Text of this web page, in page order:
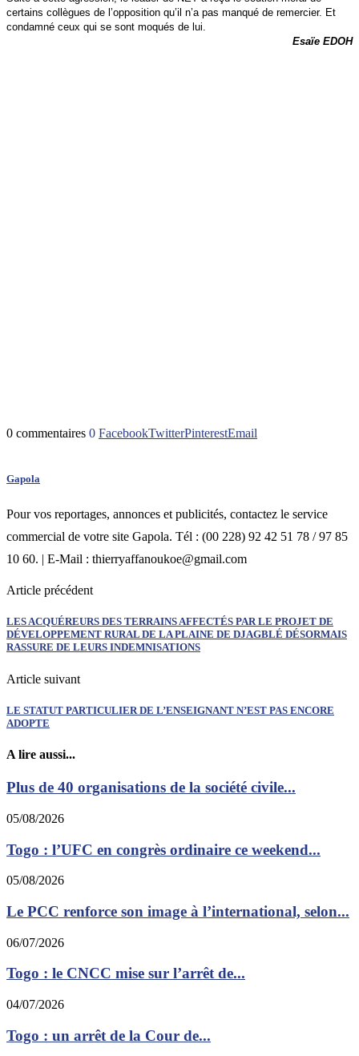
certains collègues de l’opposition qu’il n’a pas manqué de remercier. Et
condamné ceux qui se sont moqués de lui.
Esaïe EDOH
0 commentaires 0 FacebookTwitterPinterestEmail
Gapola
Pour vos reportages, annonces et publicités, contactez le service
commercial de votre site Gapola. Tél : (00 228) 92 42 51 78 / 97 85
10 60. | E-Mail : thierryaffanoukoe@gmail.com
Article précédent
LES ACQUÉREURS DES TERRAINS AFFECTÉS PAR LE PROJET DE
DÉVELOPPEMENT RURAL DE LA PLAINE DE DJAGBLÉ DÉSORMAIS
RASSURE DE LEURS INDEMNISATIONS
Article suivant
LE STATUT PARTICULIER DE L’ENSEIGNANT N’EST PAS ENCORE
ADOPTE
A lire aussi...
Plus de 40 organisations de la société civile...
05/08/2026
Togo : l’UFC en congrès ordinaire ce weekend...
05/08/2026
Le PCC renforce son image à l’international, selon...
06/07/2026
Togo : le CNCC mise sur l’arrêt de...
04/07/2026
Togo : un arrêt de la Cour de...